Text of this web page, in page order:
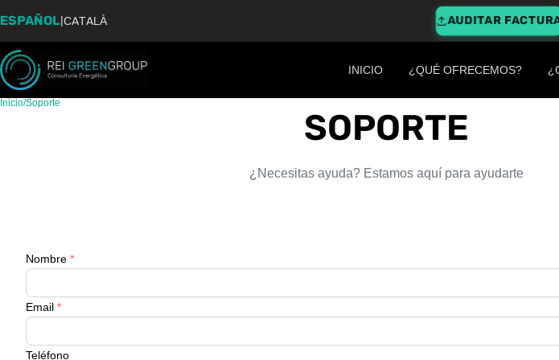
ESPAÑOL|CATALÀ AUDITAR
INICIO ¿QUÉ OFRECEMOS?
Inicio/Soporte
SOPORTE
¿Necesitas ayuda? Estamos aquí para ayudarte
Nombre *
Email *
Teléfono